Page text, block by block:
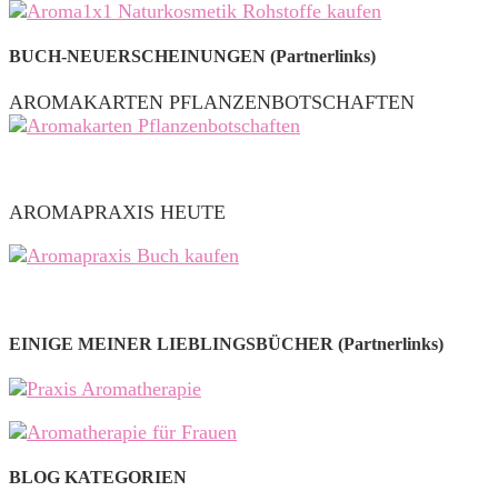
BUCH-NEUERSCHEINUNGEN (Partnerlinks)
AROMAKARTEN PFLANZENBOTSCHAFTEN
AROMAPRAXIS HEUTE
EINIGE MEINER LIEBLINGSBÜCHER (Partnerlinks)
BLOG KATEGORIEN